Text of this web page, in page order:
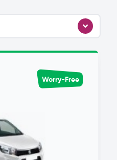
Worry-Free